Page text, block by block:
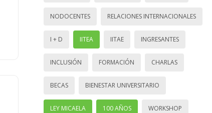
NODOCENTES RELACIONES INTERNACIONALES
I + D IITEA IITAE INGRESANTES
INCLUSIÓN FORMACIÓN CHARLAS
BECAS BIENESTAR UNIVERSITARIO
LEY MICAELA 100 AÑOS WORKSHOP